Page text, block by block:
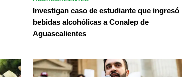
Investigan caso de estudiante que ingresó
bebidas alcohólicas a Conalep de
Aguascalientes